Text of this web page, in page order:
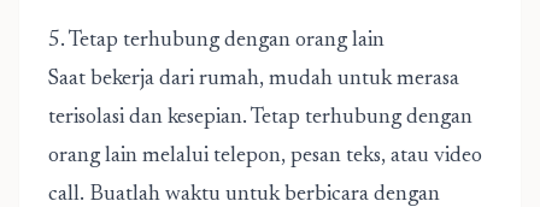
5. Tetap terhubung dengan orang lain
Saat bekerja dari rumah, mudah untuk merasa
terisolasi dan kesepian. Tetap terhubung dengan
orang lain melalui telepon, pesan teks, atau video
call. Buatlah waktu untuk berbicara dengan